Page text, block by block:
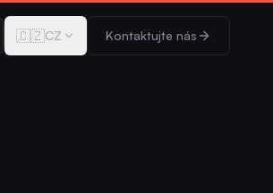
🇨🇿CZ Kontaktujte nás